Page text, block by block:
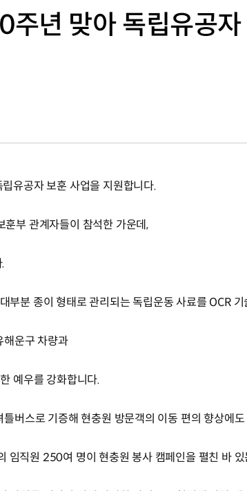
주년 맞아 독립유공
유공자 보훈 사업을 지원합니다.
부 관계자들이 참석한 가운데,
부분 종이 형태로 관리되는 독립운동 사료를 OCR
해운구 차량과
예우를 강화합니다.
버스로 기증해 현충원 방문객의 이동 편의 향상에
임직원 250여 명이 현충원 봉사 캠페인을 펼친 바 있